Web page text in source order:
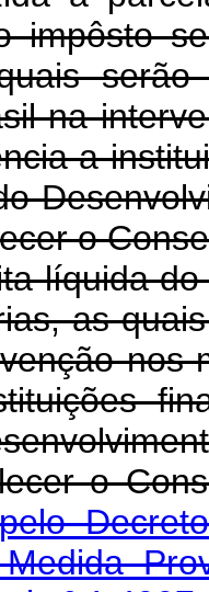
impôsto
na
a
o
líquida
as
nos
o